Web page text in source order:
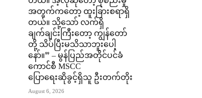
အတွက်ကတော့ ထူးခြားစရာရှိ
တယ်။ သို့သော် လက်ရှိ
ချက်ချင်းကြီးတော့ ကျွန်တော်
တို့ သိပ်ပြီးမသိသာဘူးပေါ့
နော်။” – မွန်ပြည်အတိုင်ပင်ခံ
ကောင်စီ MSCC
ပြောရေးဆိုခွင့်ရှိသူ ဦးတက်တိုး
August 6, 2026